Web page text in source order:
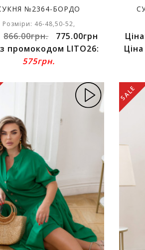
№2364-БОРДО
Розміри: 46-48,50-52,
866.00грн.
775.00грн
промокодом LITO26:
575грн.
SALE